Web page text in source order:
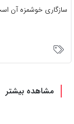
سازگاری خوشمزه آن
مشاهده بیشتر